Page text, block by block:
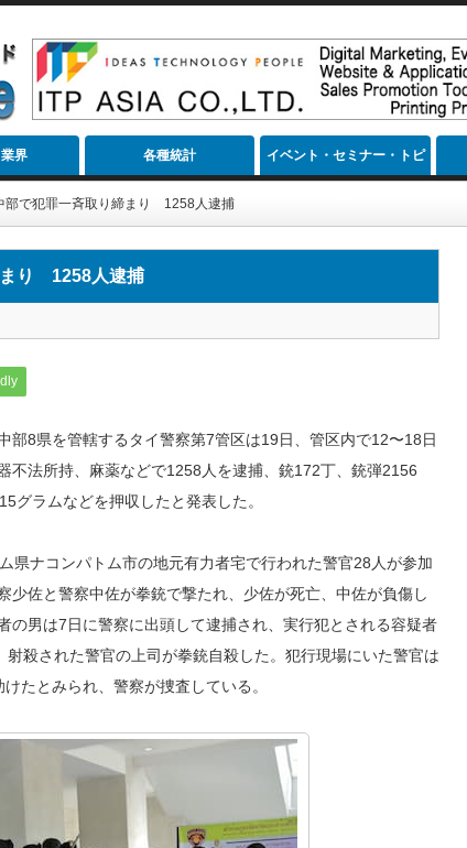
界 各種統計 イベント・セミナー・トピ
部で犯罪一斉取り締まり 1258人逮捕
まり 1258人逮捕
部8県を管轄するタイ警察第7管区は19日、管区内で12〜18日
不法所持、麻薬などで1258人を逮捕、銃172丁、銃弾2156
グラムなどを押収したと発表した。
県ナコンパトム市の地元有力者宅で行われた警官28人が参加
少佐と警察中佐が拳銃で撃たれ、少佐が死亡、中佐が負傷し
の男は7日に警察に出頭して逮捕され、実行犯とされる容疑者
殺された警官の上司が拳銃自殺した。犯行現場にいた警官は
たとみられ、警察が捜査している。